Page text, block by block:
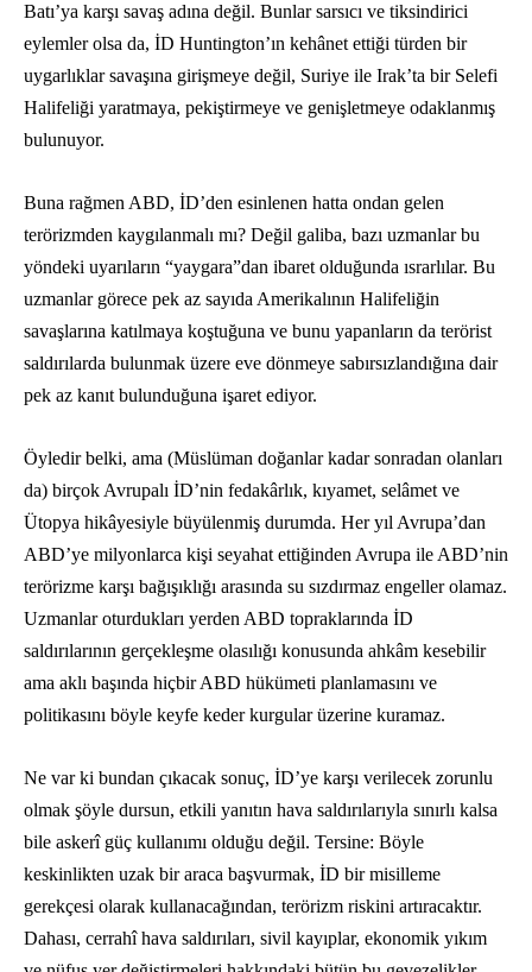
Batı’ya karşı savaş adına değil. Bunlar sarsıcı ve tiksindirici
eylemler olsa da, İD Huntington’ın kehânet ettiği türden bir
uygarlıklar savaşına girişmeye değil, Suriye ile Irak’ta bir Selefi
Halifeliği yaratmaya, pekiştirmeye ve genişletmeye odaklanmış
bulunuyor.
Buna rağmen ABD, İD’den esinlenen hatta ondan gelen
terörizmden kaygılanmalı mı? Değil galiba, bazı uzmanlar bu
yöndeki uyarıların “yaygara”dan ibaret olduğunda ısrarlılar. Bu
uzmanlar görece pek az sayıda Amerikalının Halifeliğin
savaşlarına katılmaya koştuğuna ve bunu yapanların da terörist
saldırılarda bulunmak üzere eve dönmeye sabırsızlandığına dair
pek az kanıt bulunduğuna işaret ediyor.
Öyledir belki, ama (Müslüman doğanlar kadar sonradan olanları
da) birçok Avrupalı İD’nin fedakârlık, kıyamet, selâmet ve
Ütopya hikâyesiyle büyülenmiş durumda. Her yıl Avrupa’dan
ABD’ye milyonlarca kişi seyahat ettiğinden Avrupa ile ABD’nin
terörizme karşı bağışıklığı arasında su sızdırmaz engeller olamaz.
Uzmanlar oturdukları yerden ABD topraklarında İD
saldırılarının gerçekleşme olasılığı konusunda ahkâm kesebilir
ama aklı başında hiçbir ABD hükümeti planlamasını ve
politikasını böyle keyfe keder kurgular üzerine kuramaz.
Ne var ki bundan çıkacak sonuç, İD’ye karşı verilecek zorunlu
olmak şöyle dursun, etkili yanıtın hava saldırılarıyla sınırlı kalsa
bile askerî güç kullanımı olduğu değil. Tersine: Böyle
keskinlikten uzak bir araca başvurmak, İD bir misilleme
gerekçesi olarak kullanacağından, terörizm riskini artıracaktır.
Dahası, cerrahî hava saldırıları, sivil kayıplar, ekonomik yıkım